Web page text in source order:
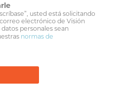
usted está solicitando
electrónico de Visión
personales sean
normas de